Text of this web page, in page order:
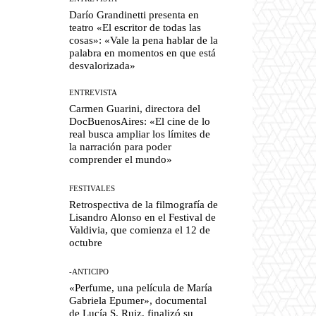
Darío Grandinetti presenta en
teatro «El escritor de todas las
cosas»: «Vale la pena hablar de la
palabra en momentos en que está
desvalorizada»
ENTREVISTA
Carmen Guarini, directora del
DocBuenosAires: «El cine de lo
real busca ampliar los límites de
la narración para poder
comprender el mundo»
FESTIVALES
Retrospectiva de la filmografía de
Lisandro Alonso en el Festival de
Valdivia, que comienza el 12 de
octubre
-ANTICIPO
«Perfume, una película de María
Gabriela Epumer», documental
de Lucía S. Ruiz, finalizó su